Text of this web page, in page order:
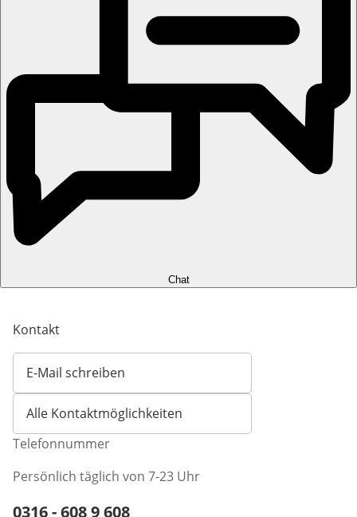
Chat
Kontakt
E-Mail schreiben
Öffnet E-Mail-Client
Alle Kontaktmöglichkeiten
Telefonnummer
Persönlich täglich von 7-23 Uhr
Telefonnummer:
0316 - 608 9 608